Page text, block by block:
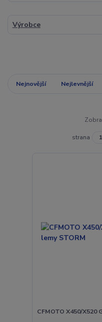
Výrobce
Nejnovější Nejlevnější
strana
CFMOTO X450/X520